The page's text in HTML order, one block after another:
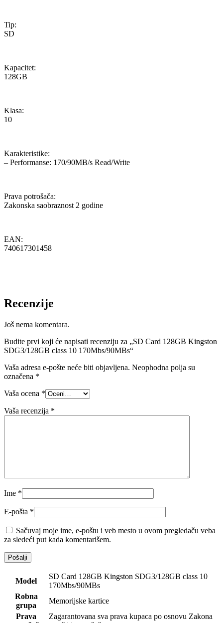
Tip:
SD
Kapacitet:
128GB
Klasa:
10
Karakteristike:
– Performanse: 170/90MB/s Read/Write
Prava potrošača:
Zakonska saobraznost 2 godine
EAN:
740617301458
Recenzije
Još nema komentara.
Budite prvi koji će napisati recenziju za „SD Card 128GB Kingston
SDG3/128GB class 10 170Mbs/90MBs“
Vaša adresa e-pošte neće biti objavljena. Neophodna polja su
označena *
Vaša ocena *
Vaša recenzija *
Ime *
E-pošta *
Sačuvaj moje ime, e-poštu i veb mesto u ovom pregledaču veba
za sledeći put kada komentarišem.
Model
SD Card 128GB Kingston SDG3/128GB class 10
170Mbs/90MBs
Robna
grupa
Memorijske kartice
Prava
Zagarantovana sva prava kupaca po osnovu Zakona